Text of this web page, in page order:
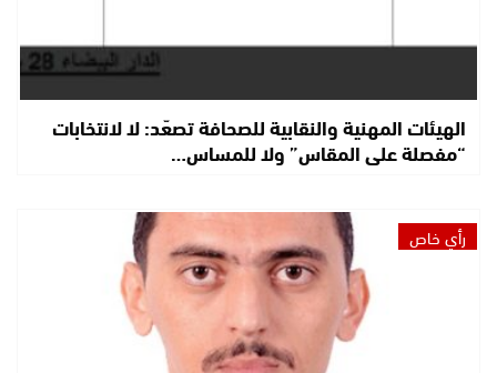
الهيئات المهنية والنقابية للصحافة تصعّد: لا لانتخابات
“مفصلة على المقاس” ولا للمساس…
رأي خاص